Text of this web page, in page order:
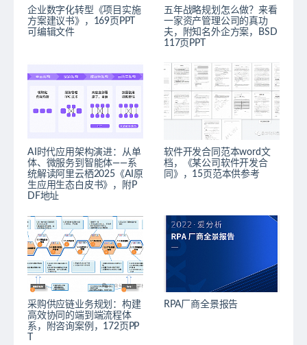
企业数字化转型《项目实施
方案建议书》，169页PPT
可编辑文件
五年战略规划怎么做？来看
一家资产管理公司的真功
夫，附知名外企方案，BSD
117页PPT
AI时代应用架构演进：从单
体、微服务到智能体——系
统解读阿里云栖2025《AI原
生应用生态白皮书》，附P
DF地址
软件开发合同范本word文
档，《某公司软件开发合
同》，15页范本供参考
采购供应链业务规划：构建
高效协同的端到端流程体
系，附咨询案例，172页PP
RPA厂商全景报告